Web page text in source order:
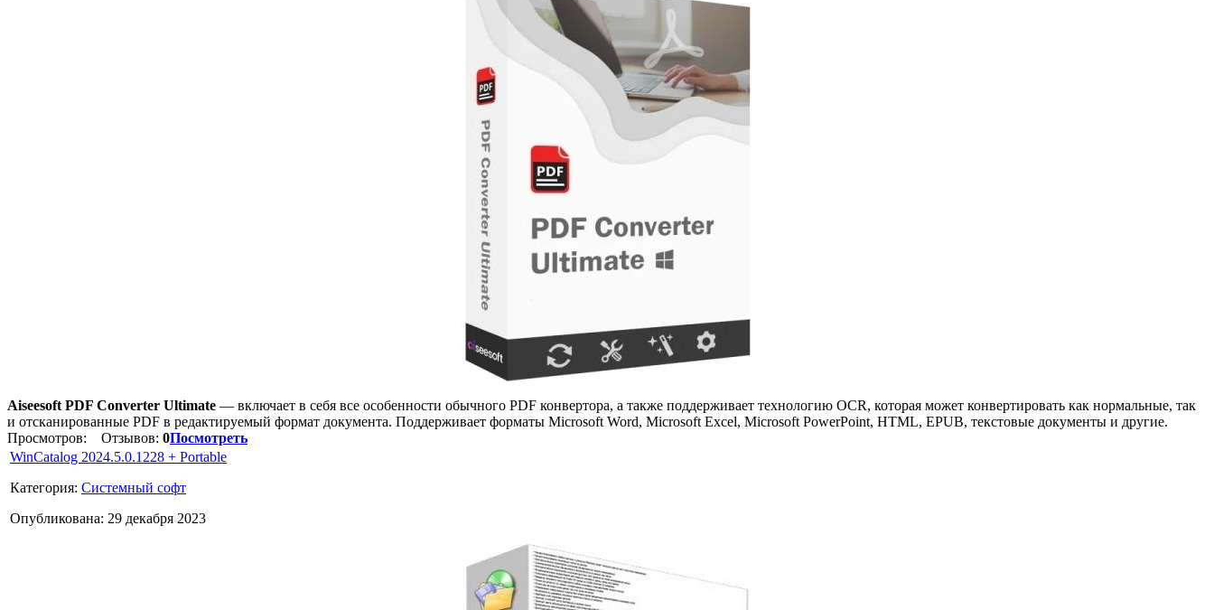
Aiseesoft PDF Converter Ultimate — включает в себя все особенности обычного PDF конвертора, а также поддерживает технологию OCR, которая может конвертировать как нормальные, так
и отсканированные PDF в редактируемый формат документа. Поддерживает форматы Microsoft Word, Microsoft Excel, Microsoft PowerPoint, HTML, EPUB, текстовые документы и другие.
Просмотров:
Отзывов: 0Посмотреть
WinCatalog 2024.5.0.1228 + Portable
Категория: Системный софт
Опубликована: 29 декабря 2023